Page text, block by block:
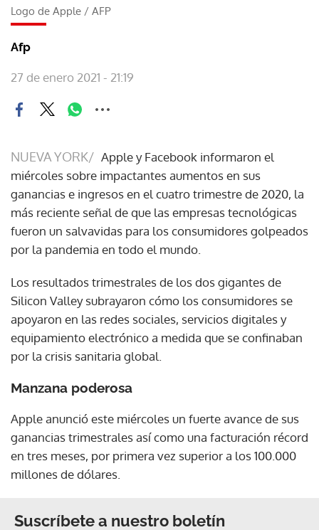
Logo de Apple / AFP
Afp
27 de enero 2021 - 21:19
NUEVA YORK/ Apple y Facebook informaron el
miércoles sobre impactantes aumentos en sus
ganancias e ingresos en el cuatro trimestre de 2020, la
más reciente señal de que las empresas tecnológicas
fueron un salvavidas para los consumidores golpeados
por la pandemia en todo el mundo.
Los resultados trimestrales de los dos gigantes de
Silicon Valley subrayaron cómo los consumidores se
apoyaron en las redes sociales, servicios digitales y
equipamiento electrónico a medida que se confinaban
por la crisis sanitaria global.
Manzana poderosa
Apple anunció este miércoles un fuerte avance de sus
ganancias trimestrales así como una facturación récord
en tres meses, por primera vez superior a los 100.000
millones de dólares.
Suscríbete a nuestro boletín